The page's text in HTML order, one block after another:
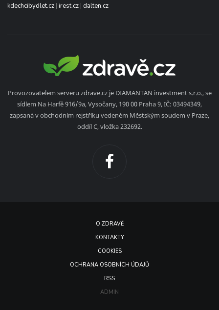
kdechcibydlet.cz | irest.cz | dalten.cz
Provozovatelem serveru zdrave.cz je DIAMANTAN investment s.r.o., se
sídlem Na Harfě 916/9a, Vysočany, 190 00 Praha 9, IČ: 03494349,
zapsaná v obchodním rejstříku vedeném Městským soudem v Praze,
oddíl C, vložka 232692.
O ZDRAVĚ
KONTAKTY
COOKIES
OCHRANA OSOBNÍCH ÚDAJŮ
RSS
ADMIN